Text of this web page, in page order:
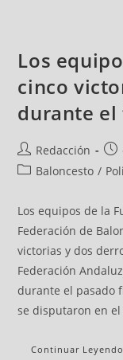
Los
cinco
durante el
Redacción
Baloncesto /
Los equipos de la
Federación de
victorias y dos
Federación
durante el pasado
se disputaron en
Continuar Leyendo